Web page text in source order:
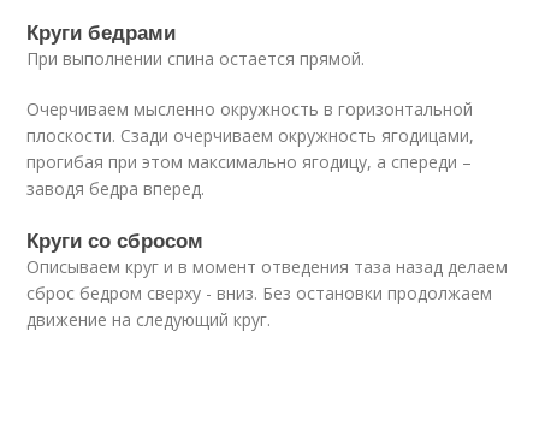
Круги бедрами
При выполнении спина остается прямой.
Очерчиваем мысленно окружность в горизонтальной
плоскости. Сзади очерчиваем окружность ягодицами,
прогибая при этом максимально ягодицу, а спереди –
заводя бедра вперед.
Круги со сбросом
Описываем круг и в момент отведения таза назад делаем
сброс бедром сверху - вниз. Без остановки продолжаем
движение на следующий круг.